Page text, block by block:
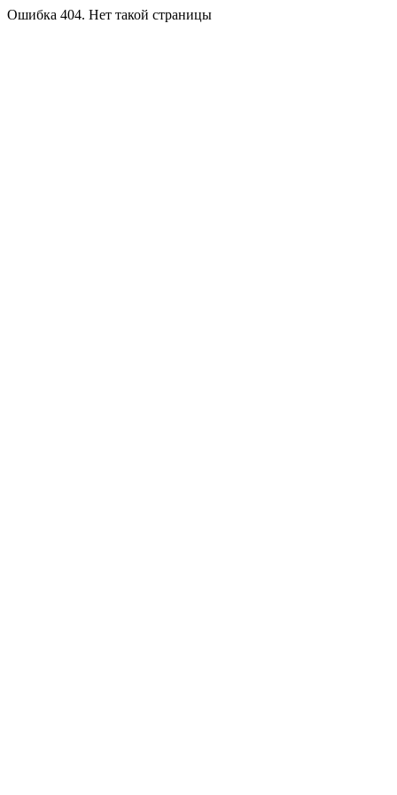
Ошибка 404. Нет такой страницы